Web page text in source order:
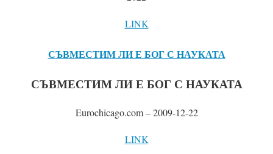
LINK
СЪВМЕСТИМ ЛИ Е БОГ С НАУКАТА
СЪВМЕСТИМ ЛИ Е БОГ С НАУКАТА
Eurochicago.com – 2009-12-22
LINK